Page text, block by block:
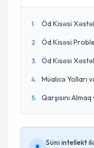
1. Öd Kisəsi
2. Öd Kisəsi
3. Öd Kisəsi
4. Müalicə Yolları
5. Qarşısını
Süni intellekt